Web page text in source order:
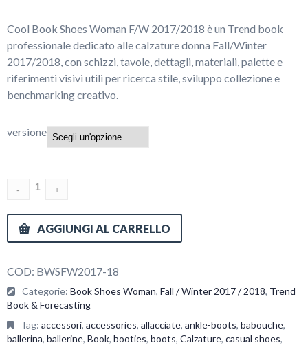
prezzo:
da
€200.00
a
€350.00
Cool Book Shoes Woman F/W 2017/2018 è un Trend book
professionale dedicato alle calzature donna Fall/Winter
2017/2018, con schizzi, tavole, dettagli, materiali, palette e
riferimenti visivi utili per ricerca stile, sviluppo collezione e
benchmarking creativo.
versione
AGGIUNGI AL CARRELLO
COD: BWSFW2017-18
Categorie: Book Shoes Woman, Fall / Winter 2017 / 2018, Trend
Book & Forecasting
Tag: accessori, accessories, allacciate, ankle-boots, babouche,
ballerina, ballerine, Book, booties, boots, Calzature, casual shoes,